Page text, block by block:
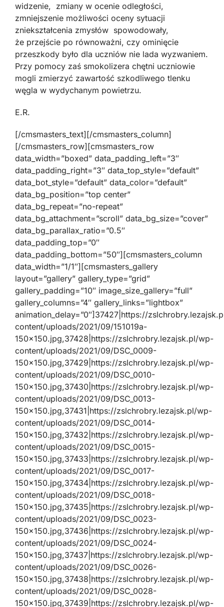
widzenie, zmiany w ocenie odległości,
zmniejszenie możliwości oceny sytuacji
zniekształcenia zmysłów spowodowały,
że przejście po równoważni, czy ominięcie
przeszkody było dla uczniów nie lada wyzwaniem.
Przy pomocy zaś smokolizera chętni uczniowie
mogli zmierzyć zawartość szkodliwego tlenku
węgla w wydychanym powietrzu.
E.R.
[/cmsmasters_text][/cmsmasters_column]
[/cmsmasters_row][cmsmasters_row
data_width=”boxed” data_padding_left=”3″
data_padding_right=”3″ data_top_style=”default”
data_bot_style=”default” data_color=”default”
data_bg_position=”top center”
data_bg_repeat=”no-repeat”
data_bg_attachment=”scroll” data_bg_size=”cover”
data_bg_parallax_ratio=”0.5″
data_padding_top=”0″
data_padding_bottom=”50″][cmsmasters_column
data_width=”1/1″][cmsmasters_gallery
layout=”gallery” gallery_type=”grid”
gallery_padding=”10″ image_size_gallery=”full”
gallery_columns=”4″ gallery_links=”lightbox”
animation_delay=”0″]37427|https://
content/uploads/2021/09/151019a-
150×150.jpg,37428|https://zslchrobry.lezajsk.pl/wp-
content/uploads/2021/09/DSC_0009-
150×150.jpg,37429|https://zslchrobry.lezajsk.pl/wp-
content/uploads/2021/09/DSC_0010-
150×150.jpg,37430|https://zslchrobry.lezajsk.pl/wp-
content/uploads/2021/09/DSC_0013-
150×150.jpg,37431|https://zslchrobry.lezajsk.pl/wp-
content/uploads/2021/09/DSC_0014-
150×150.jpg,37432|https://zslchrobry.lezajsk.pl/wp-
content/uploads/2021/09/DSC_0015-
150×150.jpg,37433|https://zslchrobry.lezajsk.pl/wp-
content/uploads/2021/09/DSC_0017-
150×150.jpg,37434|https://zslchrobry.lezajsk.pl/wp-
content/uploads/2021/09/DSC_0018-
150×150.jpg,37435|https://zslchrobry.lezajsk.pl/wp-
content/uploads/2021/09/DSC_0023-
150×150.jpg,37436|https://zslchrobry.lezajsk.pl/wp-
content/uploads/2021/09/DSC_0024-
150×150.jpg,37437|https://zslchrobry.lezajsk.pl/wp-
content/uploads/2021/09/DSC_0026-
150×150.jpg,37438|https://zslchrobry.lezajsk.pl/wp-
content/uploads/2021/09/DSC_0028-
150×150.jpg,37439|https://zslchrobry.lezajsk.pl/wp-